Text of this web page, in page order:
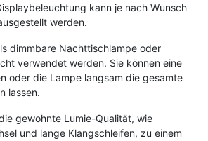
kann je nach Wunsch
werden.
dimmbare Nachttischlampe oder
verwendet werden. Sie können eine
oder die Lampe langsam die gesamte
lassen.
gewohnte Lumie-Qualität, wie
und lange Klangschleifen, zu einem